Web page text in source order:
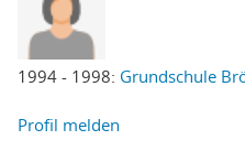
1994 - 1998: Grundschule
Profil melden